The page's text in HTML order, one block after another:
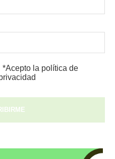
*Acepto la política de